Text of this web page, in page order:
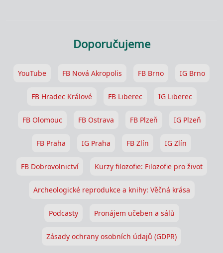
Doporučujeme
YouTube FB Nová Akropolis FB Brno IG Brno
FB Hradec Králové FB Liberec IG Liberec
FB Olomouc FB Ostrava FB Plzeň IG Plzeň
FB Praha IG Praha FB Zlín IG Zlín
FB Dobrovolnictví Kurzy filozofie: Filozofie pro život
Archeologické reprodukce a knihy: Věčná krása
Podcasty Pronájem učeben a sálů
Zásady ochrany osobních údajů (GDPR)